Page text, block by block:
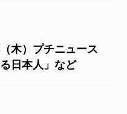
木）プチニュース
日本人」など